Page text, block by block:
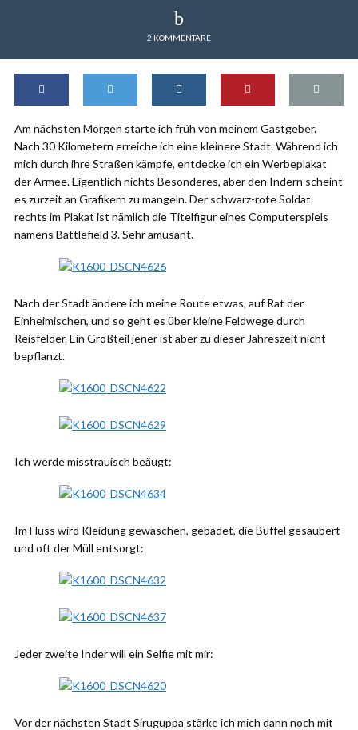
2 KOMMENTARE
Am nächsten Morgen starte ich früh von meinem Gastgeber.
Nach 30 Kilometern erreiche ich eine kleinere Stadt. Während ich
mich durch ihre Straßen kämpfe, entdecke ich ein Werbeplakat
der Armee. Eigentlich nichts Besonderes, aber den Indern scheint
es zurzeit an Grafikern zu mangeln. Der schwarz-rote Soldat
rechts im Plakat ist nämlich die Titelfigur eines Computerspiels
namens Battlefield 3. Sehr amüsant.
Nach der Stadt ändere ich meine Route etwas, auf Rat der
Einheimischen, und so geht es über kleine Feldwege durch
Reisfelder. Ein Großteil jener ist aber zu dieser Jahreszeit nicht
bepflanzt.
Ich werde misstrauisch beäugt:
Im Fluss wird Kleidung gewaschen, gebadet, die Büffel gesäubert
und oft der Müll entsorgt:
Jeder zweite Inder will ein Selfie mit mir:
Vor der nächsten Stadt Siruguppa stärke ich mich dann noch mit